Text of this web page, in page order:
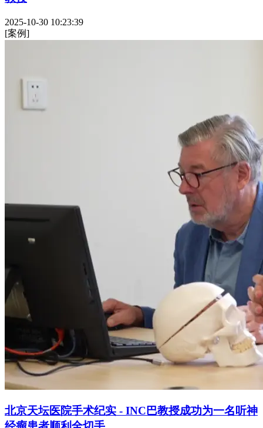
2025-10-30 10:23:39
[案例]
北京天坛医院手术纪实 - INC巴教授成功为一名听神